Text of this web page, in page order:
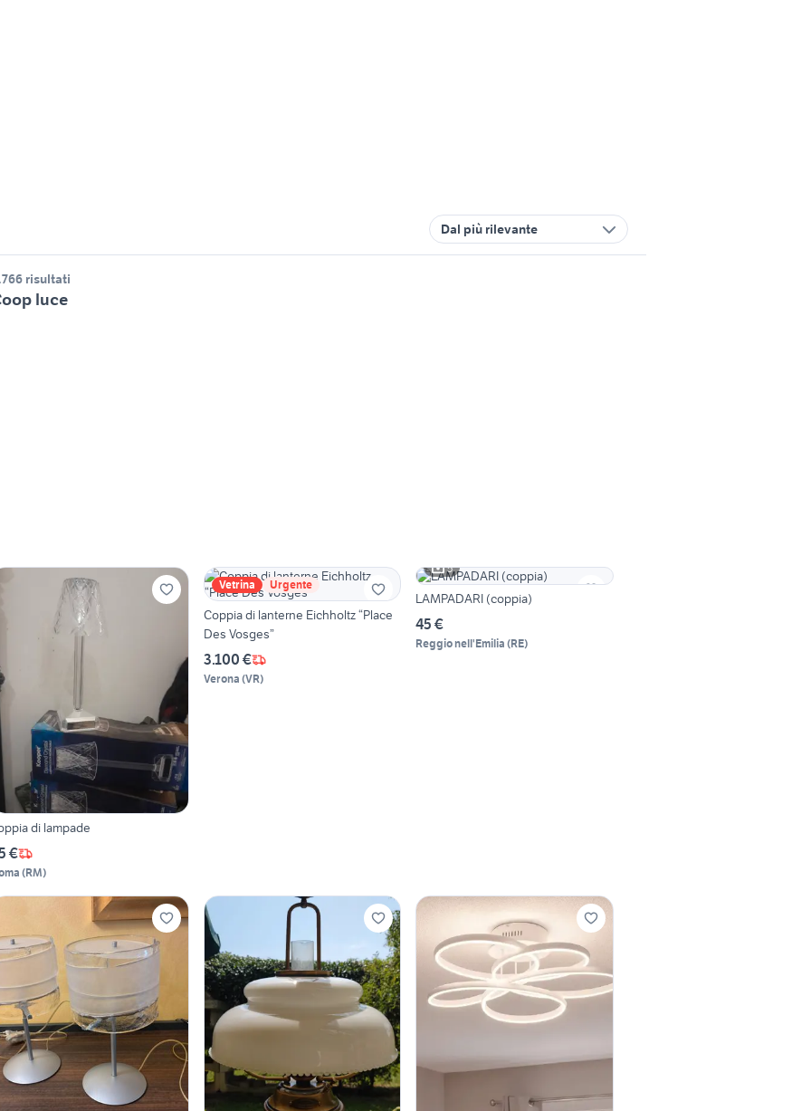
Dal più rilevante
risultati
luce
di lampade
€
(RM)
Vetrina Urgente
Coppia di lanterne Eichholtz “Place
Des Vosges”
3.100 €
Verona (VR)
5
LAMPADARI (coppia)
45 €
Reggio nell'Emilia (RE)